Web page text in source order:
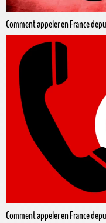
Comment appeler en France
Comment appeler en France